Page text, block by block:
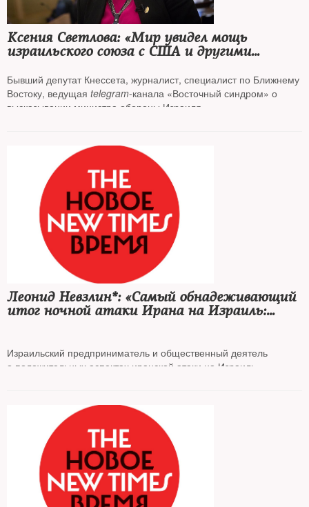
Ксения Светлова: «Мир увидел мощь
израильского союза с США и другими
Бывший депутат Кнессета, журналист, специалист по Ближнему
Востоку, ведущая telegram-канала «Восточный синдром» о
высказывании министра обороны Израиля
Леонид Невзлин*: «Самый обнадеживающий
итог ночной атаки Ирана на Израиль:
Израильский предприниматель и общественный деятель
о положительных аспектах иранской атаки на Израиль